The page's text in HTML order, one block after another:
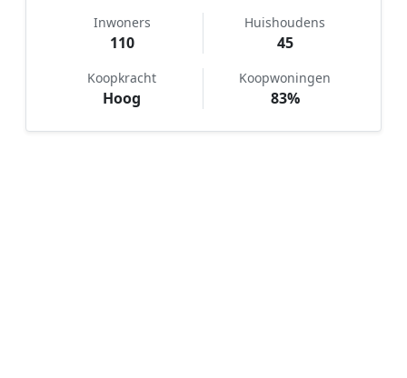
Inwoners
110
Huishoudens
45
Koopkracht
Hoog
Koopwoningen
83%